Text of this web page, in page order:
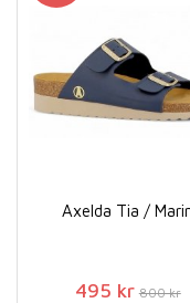
Axelda Tia /
495 kr 800 kr